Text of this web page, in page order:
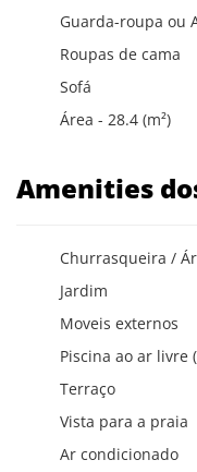
Guarda-roupa ou
Roupas de cama
Sofá
Área - 28.4 (m²)
Amenities
Churrasqueira /
Jardim
Moveis externos
Piscina ao ar livre
Terraço
Vista para a praia
Ar condicionado